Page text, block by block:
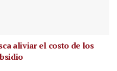
aliviar el costo de los